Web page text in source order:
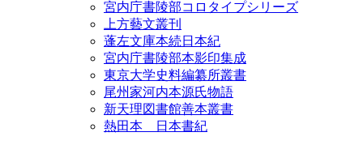
宮内庁書陵部コロタイプシリーズ
上方藝文叢刊
蓬左文庫本続日本紀
宮内庁書陵部本影印集成
東京大学史料編纂所叢書
尾州家河内本源氏物語
新天理図書館善本叢書
熱田本 日本書紀